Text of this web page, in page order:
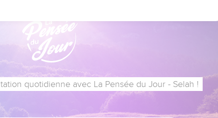
quotidienne avec La Pensée du Jour - Selah !